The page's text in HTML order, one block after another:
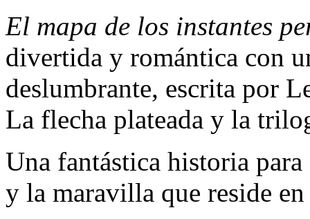
El mapa de los instantes
divertida y romántica con
deslumbrante, escrita por
La flecha plateada y la
Una fantástica historia
y la maravilla que reside